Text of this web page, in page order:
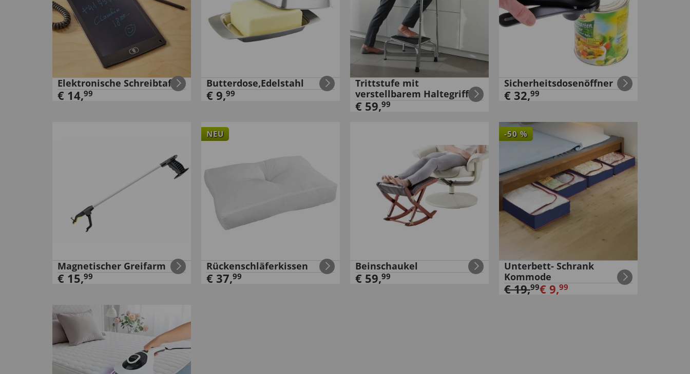
Elektronische Schreibtafel
€ 14,99
Butterdose,Edelstahl
€ 9,99
Trittstufe mit
verstellbarem Haltegriff
€ 59,99
Sicherheitsdosenöffner
€ 32,99
Magnetischer Greifarm
€ 15,99
NEU
Rückenschläferkissen
€ 37,99
Beinschaukel
€ 59,99
-50 %
Unterbett- Schrank
Kommode
€19,99€ 9,99